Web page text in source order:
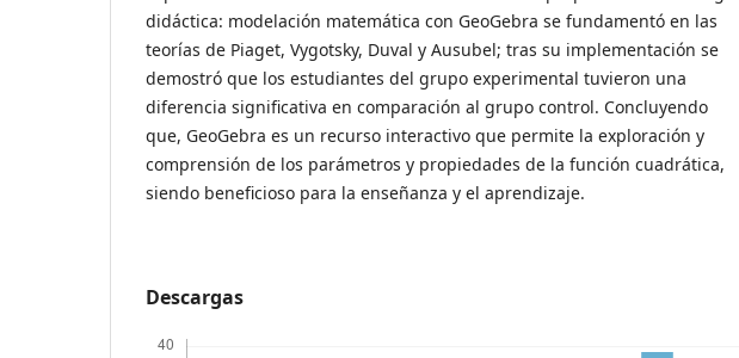
didáctica: modelación matemática con GeoGebra se fundamentó en las
teorías de Piaget, Vygotsky, Duval y Ausubel; tras su implementación se
demostró que los estudiantes del grupo experimental tuvieron una
diferencia significativa en comparación al grupo control. Concluyendo
que, GeoGebra es un recurso interactivo que permite la exploración y
comprensión de los parámetros y propiedades de la función cuadrática,
siendo beneficioso para la enseñanza y el aprendizaje.
Descargas